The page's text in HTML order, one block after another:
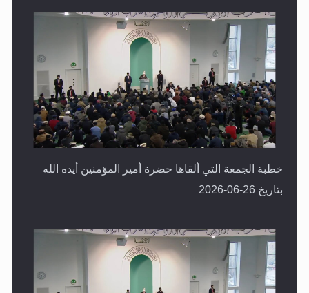
خطبة الجمعة التي ألقاها حضرة أمير المؤمنين أيده الله
بتاريخ 26-06-2026